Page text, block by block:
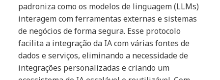
padroniza como os modelos de linguagem (LLMs)
interagem com ferramentas externas e sistemas
de negócios de forma segura. Esse protocolo
facilita a integração da IA com várias fontes de
dados e serviços, eliminando a necessidade de
integrações personalizadas e criando um